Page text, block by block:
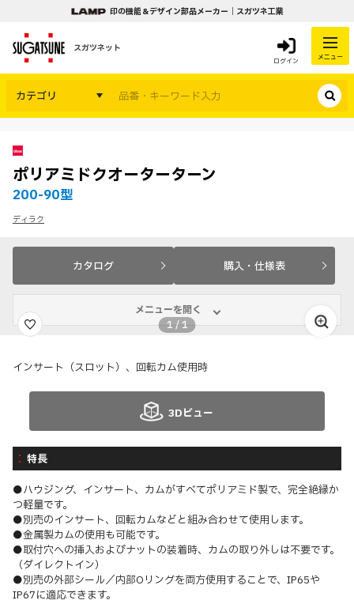
印の機能＆デザイン部品メーカー｜スガツネ工業
スガツネット
ログイン メニュー
カテゴリ
ポリアミドクオーターターン
200-90型
ディラク
カタログ 購入・仕様表
メニューを開く
1 /1
インサート（スロット）、回転カム使用時
3Dビュー
特長
●ハウジング、インサート、カムがすべてポリアミド製で、完全絶縁か
つ軽量です。
●別売のインサート、回転カムなどと組み合わせて使用します。
●金属製カムの使用も可能です。
●取付穴への挿入およびナットの装着時、カムの取り外しは不要です。
（ダイレクトイン）
●別売の外部シール／内部Oリングを両方使用することで、IP65や
IP67に適応できます。